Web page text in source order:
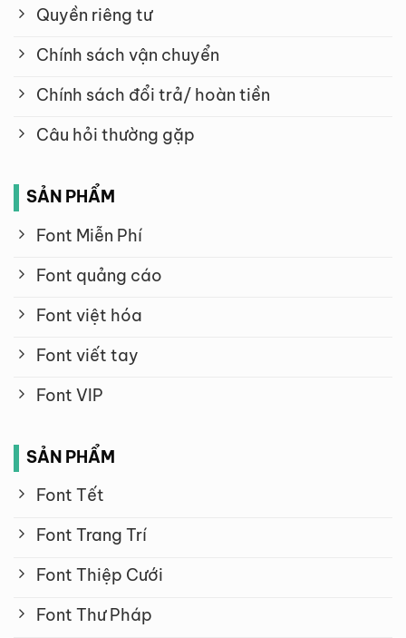
Quyền riêng tư
Chính sách vận chuyển
Chính sách đổi trả/ hoàn tiền
Câu hỏi thường gặp
SẢN PHẨM
Font Miễn Phí
Font quảng cáo
Font việt hóa
Font viết tay
Font VIP
SẢN PHẨM
Font Tết
Font Trang Trí
Font Thiệp Cưới
Font Thư Pháp